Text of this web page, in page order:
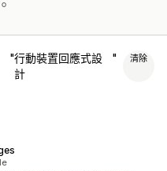
行動裝置回應式設
計
清除